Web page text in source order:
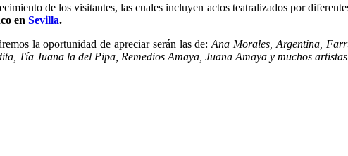
de los visitantes, las cuales incluyen actos teatralizados por
en Sevilla.
la oportunidad de apreciar serán las de:Ana Morales, Argentina,
Tía Juana la del Pipa, Remedios Amaya, Juana Amaya y muchos